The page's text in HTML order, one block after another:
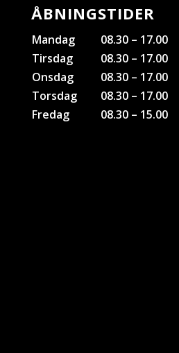
ÅBNINGSTIDER
Mandag
08.30 – 17.00
Tirsdag
08.30 – 17.00
Onsdag
08.30 – 17.00
Torsdag
08.30 – 17.00
Fredag
08.30 – 15.00